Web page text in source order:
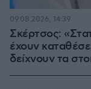
Σκέρτσος:
έχουν
δείχνουν τα
09.08.2026, 14:39